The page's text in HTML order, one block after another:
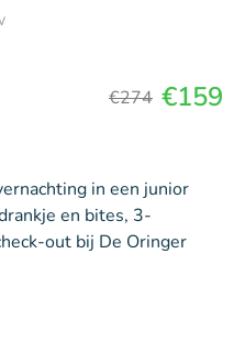
€274 €159
in een junior
en bites, 3-
out bij De Oringer